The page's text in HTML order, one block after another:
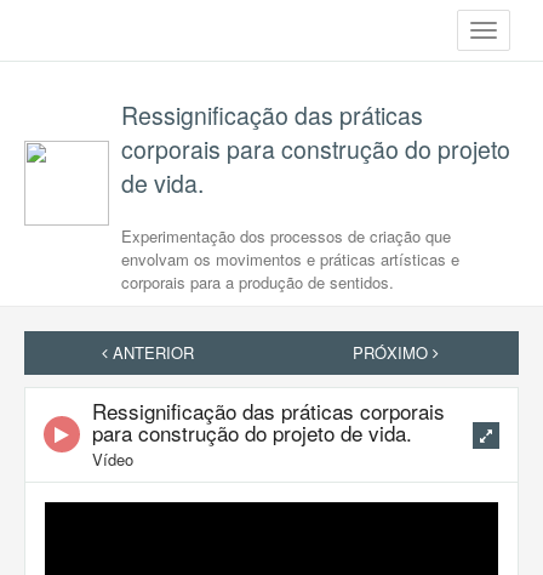
Toggle
Ressignificação das práticas
corporais para construção do projeto
de vida.
Experimentação dos processos de criação que
envolvam os movimentos e práticas artísticas e
corporais para a produção de sentidos.
ANTERIOR PRÓXIMO
Ressignificação das práticas corporais
para construção do projeto de vida.
Vídeo